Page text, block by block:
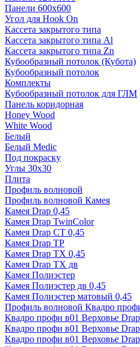
Панели 600х600
Угол для Hook On
Кассета закрытого типа
Кассета закрытого типа Al
Кассета закрытого типа Zn
Кубообразный потолок (Кубота)
Кубообразный потолок
Комплекты
Кубообразный потолок для ГЛМ
Панель коридорная
Honey Wood
White Wood
Белый
Белый Medic
Под покраску
Углы 30х30
Плита
Профиль волновой
Профиль волновой Камея
Камея Drap 0,45
Камея Drap TwinColor
Камея Drap СТ 0,45
Камея Drap ТР
Камея Drap ТХ 0,45
Камея Drap ТХ дв
Камея Полиэстер
Камея Полиэстер дв 0,45
Камея Полиэстер матовый 0,45
Профиль волновой Квадро
Квадро профи в01 Верховье
Квадро профи в01 Верховье
Квадро профи в01 Верховье